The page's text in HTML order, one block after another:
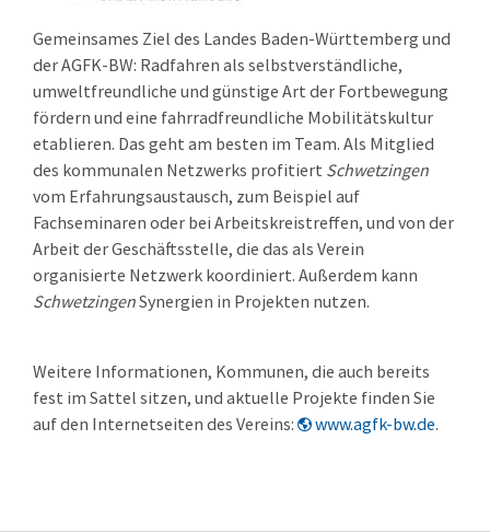
Gemeinsames Ziel des Landes Baden-Württemberg und
der AGFK-BW: Radfahren als selbstverständliche,
umweltfreundliche und günstige Art der Fortbewegung
fördern und eine fahrradfreundliche Mobilitätskultur
etablieren. Das geht am besten im Team. Als Mitglied
des kommunalen Netzwerks profitiert Schwetzingen
vom Erfahrungsaustausch, zum Beispiel auf
Fachseminaren oder bei Arbeitskreistreffen, und von der
Arbeit der Geschäftsstelle, die das als Verein
organisierte Netzwerk koordiniert. Außerdem kann
SchwetzingenSynergien in Projekten nutzen.
Weitere Informationen, Kommunen, die auch bereits
fest im Sattel sitzen, und aktuelle Projekte finden Sie
auf den Internetseiten des Vereins:
www.agfk-bw.de.